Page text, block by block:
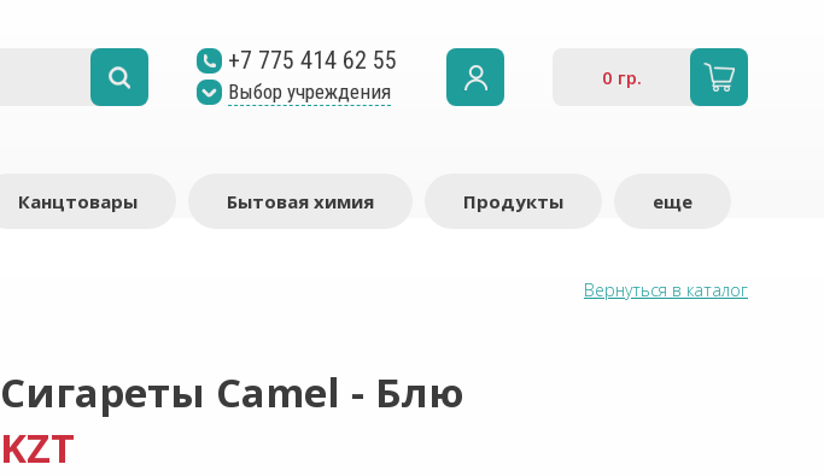
+7 775 414 62 55
Выбор учреждения
0 гр.
Канцтовары Бытовая химия Продукты еще
Вернуться в каталог
Сигареты Camel - Блю
KZT